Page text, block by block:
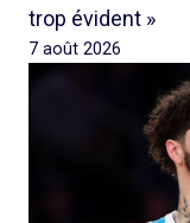
trop évident »
7 août 2026